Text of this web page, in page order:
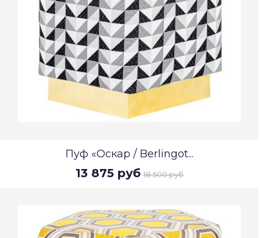
Пуф «Оскар / Berlingot...
13 875 руб 18 500 руб